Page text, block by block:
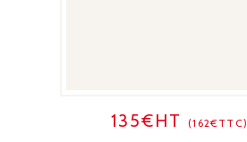
135€HT(162€TTC)